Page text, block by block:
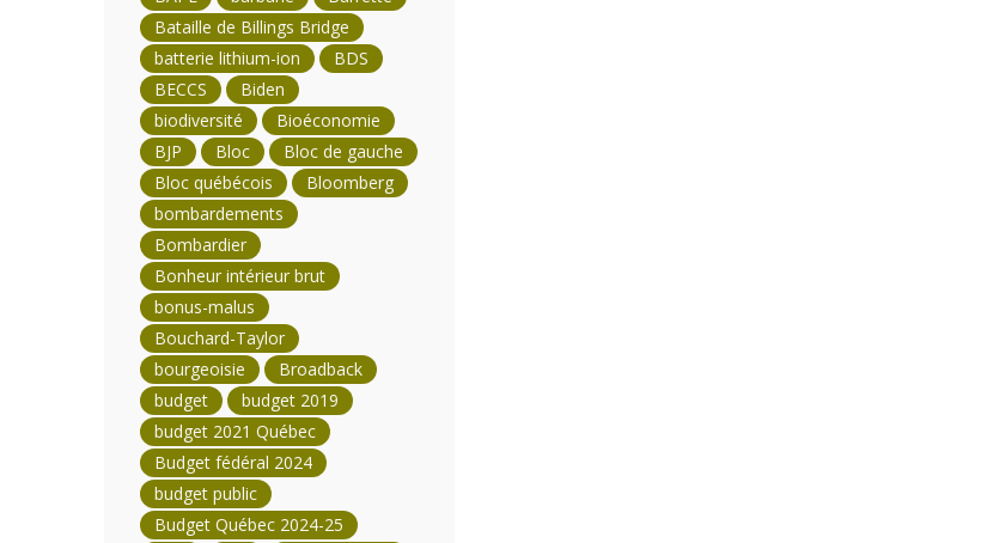
Bataille de Billings Bridge
batterie lithium-ion
BDS
BECCS
Biden
biodiversité
Bioéconomie
BJP
Bloc
Bloc de gauche
Bloc québécois
Bloomberg
bombardements
Bombardier
Bonheur intérieur brut
bonus-malus
Bouchard-Taylor
bourgeoisie
Broadback
budget
budget 2019
budget 2021 Québec
Budget fédéral 2024
budget public
Budget Québec 2024-25